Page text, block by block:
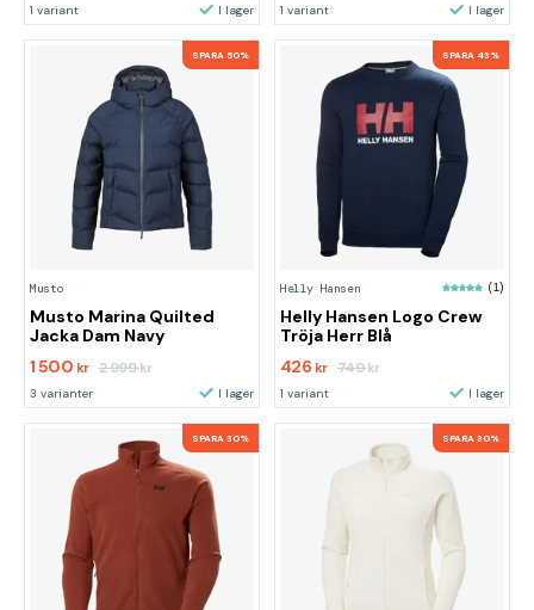
1 variant I lager 1 variant I lager
SPARA 50%
Musto
Musto Marina Quilted
Jacka Dam Navy
1 500 kr 2 999kr
3 varianter I lager
SPARA 43%
Helly Hansen (1)
Helly Hansen Logo Crew
Tröja Herr Blå
426 kr 749kr
1 variant I lager
SPARA 30% SPARA 30%